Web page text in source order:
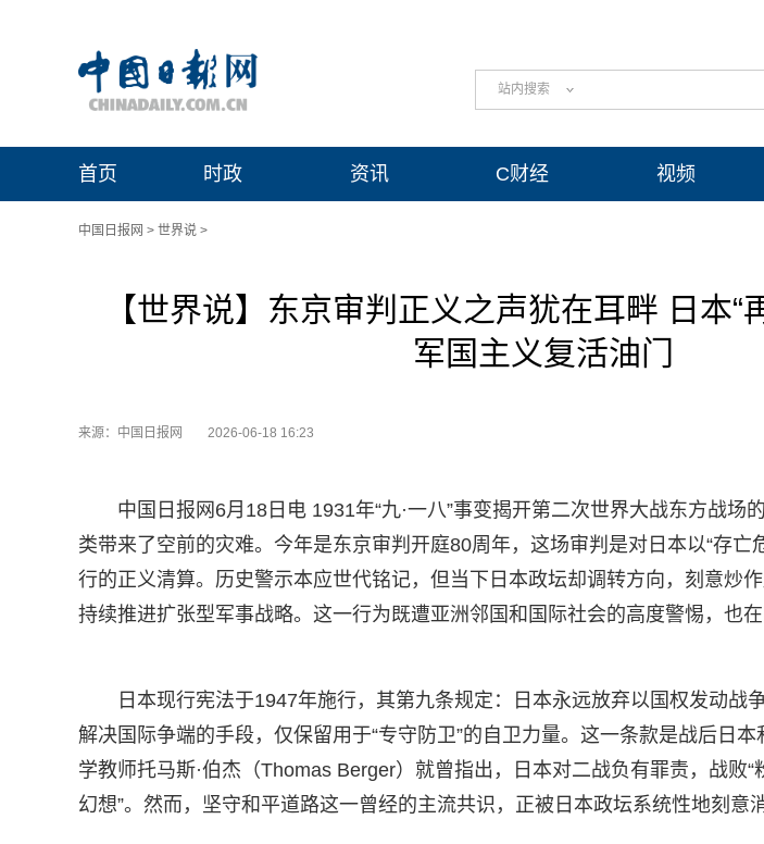
站内搜索
首页 时政 资讯 C财经 视频
中国日报网 > 世界说 >
【世界说】东京审判正义之声犹在耳畔 日本“
军国主义复活油门
来源：中国日报网 2026-06-18 16:23
中国日报网6月18日电 1931年“九·一八”事变揭开第二次世界大战东方战场
类带来了空前的灾难。今年是东京审判开庭80周年，这场审判是对日本以“存亡
行的正义清算。历史警示本应世代铭记，但当下日本政坛却调转方向，刻意炒作
持续推进扩张型军事战略。这一行为既遭亚洲邻国和国际社会的高度警惕，也在
日本现行宪法于1947年施行，其第九条规定：日本永远放弃以国权发动战
解决国际争端的手段，仅保留用于“专守防卫”的自卫力量。这一条款是战后日
学教师托马斯·伯杰（Thomas Berger）就曾指出，日本对二战负有罪责，战败
幻想”。然而，坚守和平道路这一曾经的主流共识，正被日本政坛系统性地刻意消